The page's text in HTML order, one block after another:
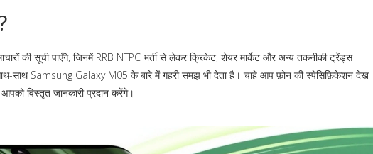
की सूची पाएँगे, जिनमें RRB NTPC भर्ती से लेकर क्रिकेट, शेयर मार्केट और अन्य तकनीकी ट्रेंड्स
साथ Samsung Galaxy M05 के बारे में गहरी समझ भी देता है। चाहे आप फ़ोन की स्पेसिफ़िकेशन देख
विस्तृत जानकारी प्रदान करेंगे।